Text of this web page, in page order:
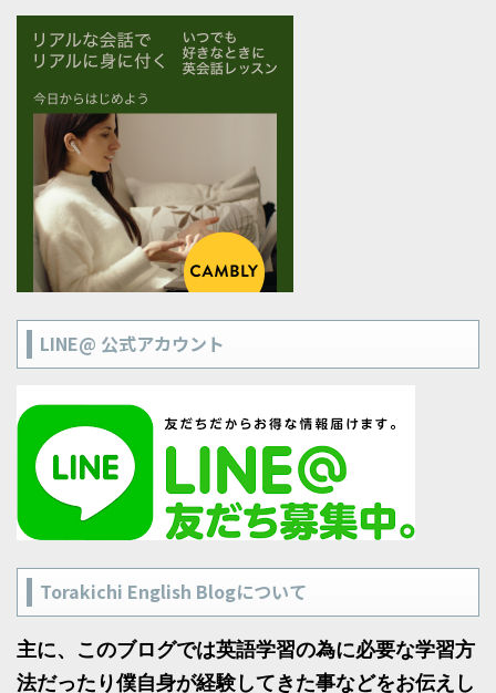
LINE@ 公式アカウント
Torakichi English Blogについて
主に、このブログでは英語学習の為に必要な学習方
法だったり僕自身が経験してきた事などをお伝えし